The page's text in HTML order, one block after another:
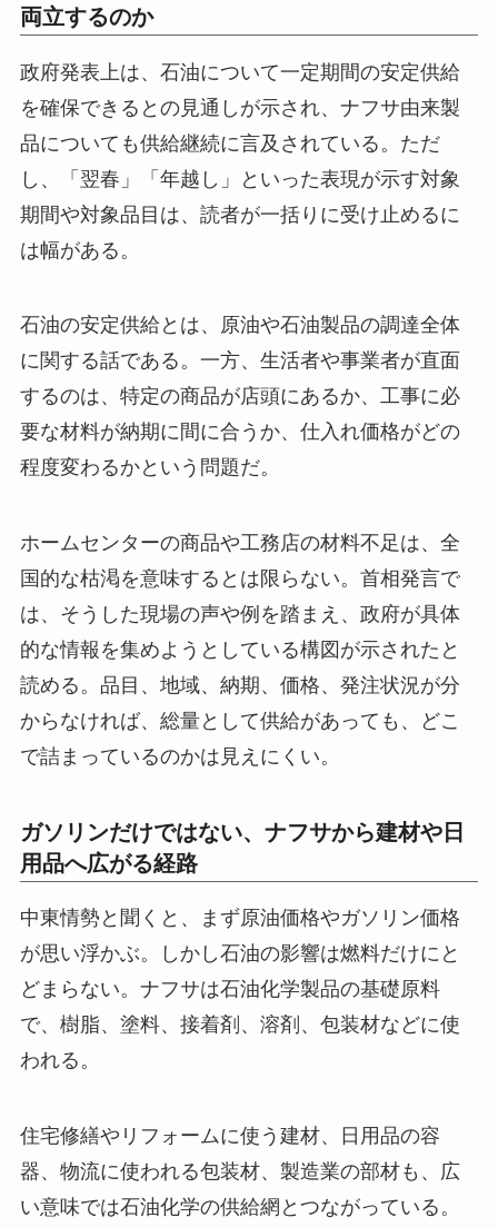
両立するのか
政府発表上は、石油について一定期間の安定供給
を確保できるとの見通しが示され、ナフサ由来製
品についても供給継続に言及されている。ただ
し、「翌春」「年越し」といった表現が示す対象
期間や対象品目は、読者が一括りに受け止めるに
は幅がある。
石油の安定供給とは、原油や石油製品の調達全体
に関する話である。一方、生活者や事業者が直面
するのは、特定の商品が店頭にあるか、工事に必
要な材料が納期に間に合うか、仕入れ価格がどの
程度変わるかという問題だ。
ホームセンターの商品や工務店の材料不足は、全
国的な枯渇を意味するとは限らない。首相発言で
は、そうした現場の声や例を踏まえ、政府が具体
的な情報を集めようとしている構図が示されたと
読める。品目、地域、納期、価格、発注状況が分
からなければ、総量として供給があっても、どこ
で詰まっているのかは見えにくい。
ガソリンだけではない、ナフサから建材や日
用品へ広がる経路
中東情勢と聞くと、まず原油価格やガソリン価格
が思い浮かぶ。しかし石油の影響は燃料だけにと
どまらない。ナフサは石油化学製品の基礎原料
で、樹脂、塗料、接着剤、溶剤、包装材などに使
われる。
住宅修繕やリフォームに使う建材、日用品の容
器、物流に使われる包装材、製造業の部材も、広
い意味では石油化学の供給網とつながっている。